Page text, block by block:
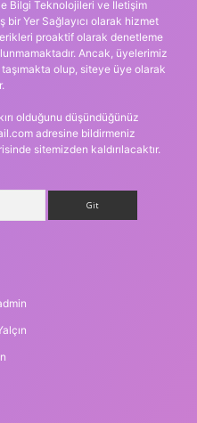
Bilgi Teknolojileri ve İletişim
bir Yer Sağlayıcı olarak hizmet
proaktif olarak denetleme
Ancak, üyelerimiz
olup, siteye üye olarak
olduğunu düşündüğünüz
adresine bildirmeniz
sitemizden kaldırılacaktır.